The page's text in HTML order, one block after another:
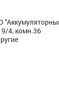
4, комн.36